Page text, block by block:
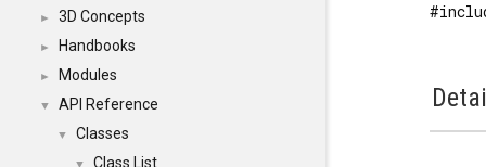
► 3D Concepts
► Handbooks
► Modules
▼ API Reference
▼ Classes
Class List